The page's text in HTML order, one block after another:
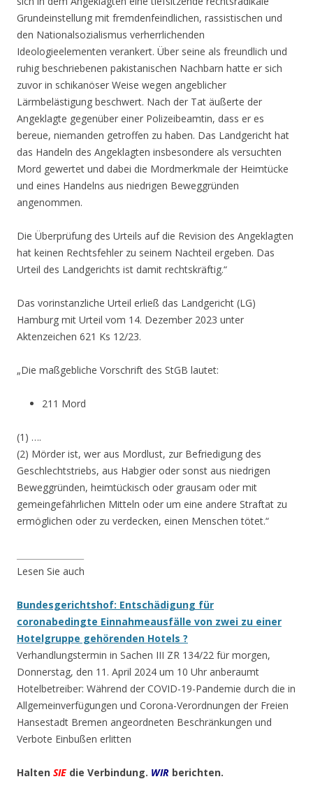
Grundeinstellung mit fremdenfeindlichen, rassistischen und
den Nationalsozialismus verherrlichenden
Ideologieelementen verankert. Über seine als freundlich und
ruhig beschriebenen pakistanischen Nachbarn hatte er sich
zuvor in schikanöser Weise wegen angeblicher
Lärmbelästigung beschwert. Nach der Tat äußerte der
Angeklagte gegenüber einer Polizeibeamtin, dass er es
bereue, niemanden getroffen zu haben. Das Landgericht hat
das Handeln des Angeklagten insbesondere als versuchten
Mord gewertet und dabei die Mordmerkmale der Heimtücke
und eines Handelns aus niedrigen Beweggründen
angenommen.
Die Überprüfung des Urteils auf die Revision des Angeklagten
hat keinen Rechtsfehler zu seinem Nachteil ergeben. Das
Urteil des Landgerichts ist damit rechtskräftig.“
Das vorinstanzliche Urteil erließ das Landgericht (LG)
Hamburg mit Urteil vom 14. Dezember 2023 unter
Aktenzeichen 621 Ks 12/23.
„Die maßgebliche Vorschrift des StGB lautet:
211 Mord
(1) ….
(2) Mörder ist, wer aus Mordlust, zur Befriedigung des
Geschlechtstriebs, aus Habgier oder sonst aus niedrigen
Beweggründen, heimtückisch oder grausam oder mit
gemeingefährlichen Mitteln oder um eine andere Straftat zu
ermöglichen oder zu verdecken, einen Menschen tötet.“
Lesen Sie auch
Bundesgerichtshof: Entschädigung für
coronabedingte Einnahmeausfälle von zwei zu einer
Hotelgruppe gehörenden Hotels ?
Verhandlungstermin in Sachen III ZR 134/22 für morgen,
Donnerstag, den 11. April 2024 um 10 Uhr anberaumt
Hotelbetreiber: Während der COVID-19-Pandemie durch die in
Allgemeinverfügungen und Corona-Verordnungen der Freien
Hansestadt Bremen angeordneten Beschränkungen und
Verbote Einbußen erlitten
Halten SIE die Verbindung. WIR berichten.